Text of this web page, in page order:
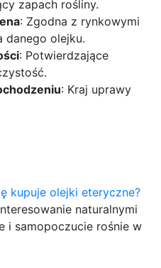
zapach rośliny.
: Zgodna z rynkowymi
danego olejku.
: Potwierdzające
: Kraj uprawy
kupuje olejki eteryczne?
naturalnymi
i samopoczucie rośnie w